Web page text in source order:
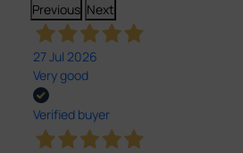
Previous Next
27 Jul 2026
Very good
Verified buyer